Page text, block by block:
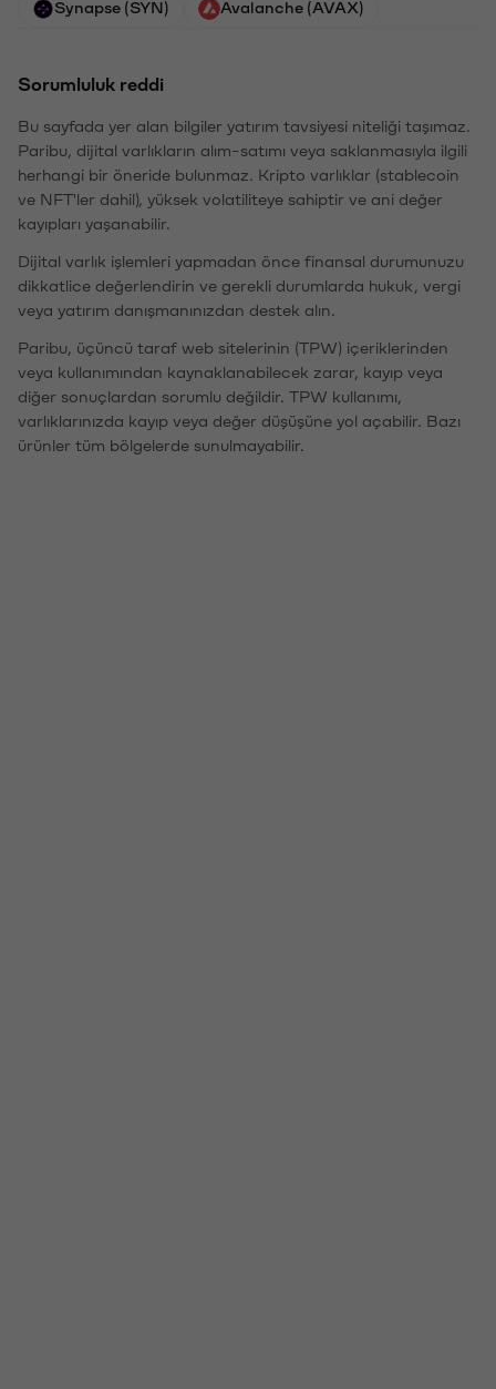
Synapse (SYN) Avalanche (AVAX)
Sorumluluk reddi
Bu sayfada yer alan bilgiler yatırım tavsiyesi niteliği taşımaz.
Paribu, dijital varlıkların alım-satımı veya saklanmasıyla ilgili
herhangi bir öneride bulunmaz. Kripto varlıklar (stablecoin
ve NFT'ler dahil), yüksek volatiliteye sahiptir ve ani değer
kayıpları yaşanabilir.
Dijital varlık işlemleri yapmadan önce finansal durumunuzu
dikkatlice değerlendirin ve gerekli durumlarda hukuk, vergi
veya yatırım danışmanınızdan destek alın.
Paribu, üçüncü taraf web sitelerinin (TPW) içeriklerinden
veya kullanımından kaynaklanabilecek zarar, kayıp veya
diğer sonuçlardan sorumlu değildir. TPW kullanımı,
varlıklarınızda kayıp veya değer düşüşüne yol açabilir. Bazı
ürünler tüm bölgelerde sunulmayabilir.